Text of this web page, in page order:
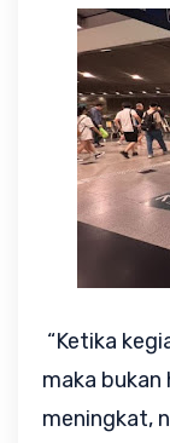
“Ketika
maka bukan
meningkat,